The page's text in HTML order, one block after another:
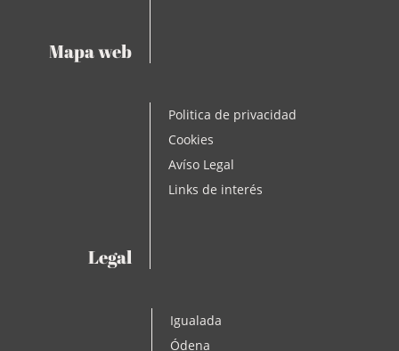
Mapa web
Legal
Politica de privacidad
Cookies
Avíso Legal
Links de interés
Igualada
Ódena